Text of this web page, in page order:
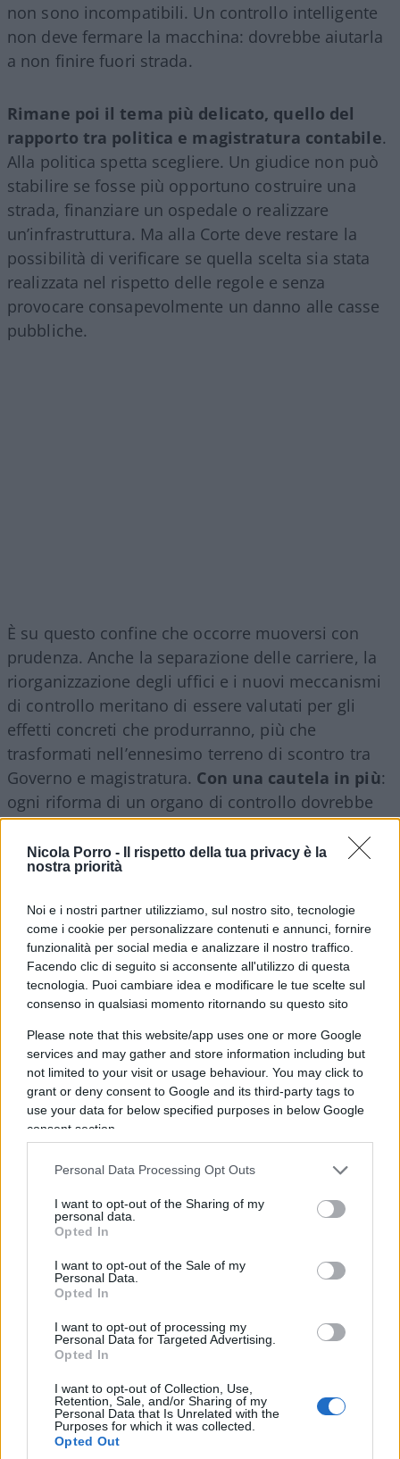
Nicola Porro -
Il rispetto della tua privacy è la
nostra priorità
Noi e i nostri partner utilizziamo, sul nostro sito, tecnologie
come i cookie per personalizzare contenuti e annunci, fornire
funzionalità per social media e analizzare il nostro traffico.
Facendo clic di seguito si acconsente all'utilizzo di questa
tecnologia. Puoi cambiare idea e modificare le tue scelte sul
consenso in qualsiasi momento ritornando su questo sito
Please note that this website/app uses one or more Google
services and may gather and store information including but
not limited to your visit or usage behaviour. You may click to
grant or deny consent to Google and its third-party tags to
use your data for below specified purposes in below Google
consent section.
Personal Data Processing Opt Outs
I want to opt-out of the Sharing of my
personal data.
Opted In
I want to opt-out of the Sale of my
Personal Data.
Opted In
I want to opt-out of processing my
Personal Data for Targeted Advertising.
Opted In
I want to opt-out of Collection, Use,
Retention, Sale, and/or Sharing of my
Personal Data that Is Unrelated with the
Purposes for which it was collected.
Opted Out
non sono incompatibili. Un controllo intelligente
non deve fermare la macchina: dovrebbe aiutarla
a non finire fuori strada.
Rimane poi il tema più delicato, quello del
rapporto tra politica e magistratura contabile.
Alla politica spetta scegliere. Un giudice non può
stabilire se fosse più opportuno costruire una
strada, finanziare un ospedale o realizzare
un’infrastruttura. Ma alla Corte deve restare la
possibilità di verificare se quella scelta sia stata
realizzata nel rispetto delle regole e senza
provocare consapevolmente un danno alle casse
pubbliche.
È su questo confine che occorre muoversi con
prudenza. Anche la separazione delle carriere, la
riorganizzazione degli uffici e i nuovi meccanismi
di controllo meritano di essere valutati per gli
effetti concreti che produrranno, più che
trasformati nell’ennesimo terreno di scontro tra
Governo e magistratura. Con una cautela in più:
ogni riforma di un organo di controllo dovrebbe
rafforzarne non soltanto l’efficienza, ma anche
l’indipendenza e la percezione di indipendenza,
perché l’autorevolezza di chi controlla dipende
chiamato a controllare.
Sarebbe infatti un errore raccontare questa
riforma come una partita con due squadre
dall’altra. La questione riguarda qualcosa di assai
meno spettacolare, ma molto più importante:
come rendere lo Stato capace di decidere e,
contemporaneamente, capace di controllare se
stesso.
Forse è proprio questa l’occasione che resta